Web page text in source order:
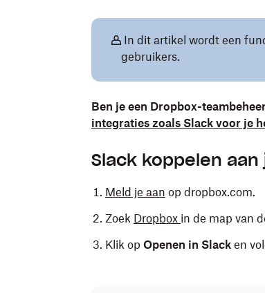
In dit artikel wordt een
gebruikers.
Ben je een Dropbox-
integraties zoals Slack voor je
Slack koppelen
Meld je aan op dropbox.com.
Zoek Dropbox in de map van
Klik op Openen in Slack en